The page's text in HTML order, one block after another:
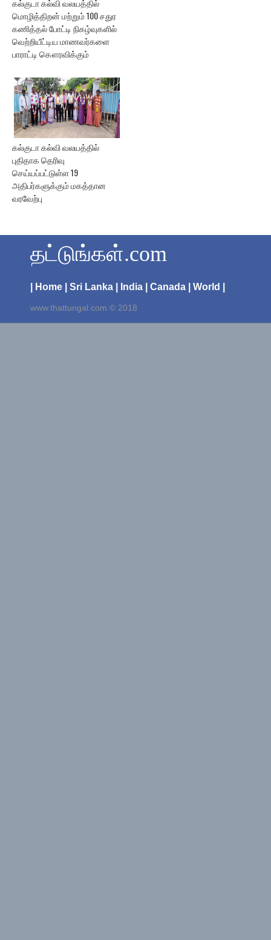
கல்குடா கல்வி வலயத்தில்
மொழித்திறன் மற்றும் 100 சதுர
கணித்தல் போட்டி நிகழ்வுகளில்
வெற்றியீட்டிய மாணவர்களை
பாராட்டி கௌரவிக்கும்
கல்குடா கல்வி வலயத்தில்
புதிதாக தெரிவு
செய்யப்பட்டுள்ள 19
அதிபர்களுக்கும் மகத்தான
வரவேற்பு
தட்டுங்கள்.com
| Home | Sri Lanka | India | Canada | World |
www.thattungal.com © 2018